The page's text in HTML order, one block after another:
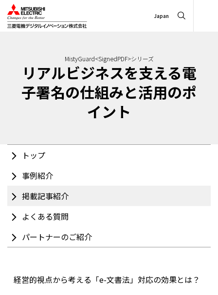
Japan
MistyGuard<SignedPDF>シリーズ
リアルビジネスを支える電
子署名の仕組みと活用のポ
イント
トップ
事例紹介
掲載記事紹介
よくある質問
パートナーのご紹介
経営的視点から考える「e-文書法」対応の効果とは？